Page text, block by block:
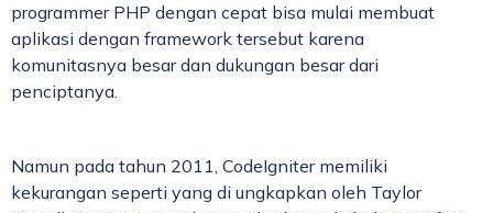
programmer PHP dengan cepat bisa mulai membuat
aplikasi dengan framework tersebut karena
komunitasnya besar dan dukungan besar dari
penciptanya.
Namun pada tahun 2011, CodeIgniter memiliki
kekurangan seperti yang di ungkapkan oleh Taylor